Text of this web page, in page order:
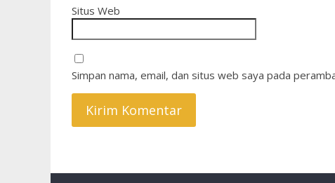
Situs Web
Simpan nama, email, dan situs web saya pada